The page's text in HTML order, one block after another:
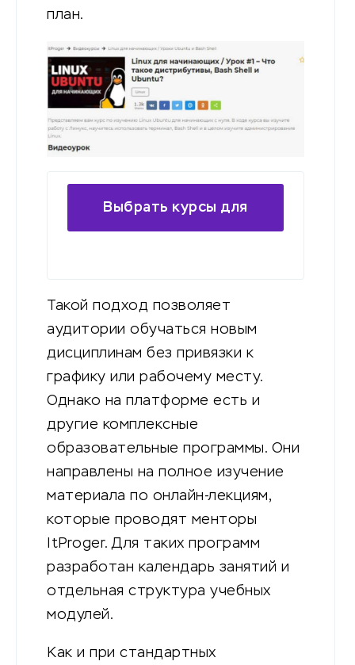
план.
Выбрать курсы для
Такой подход позволяет
аудитории обучаться новым
дисциплинам без привязки к
графику или рабочему месту.
Однако на платформе есть и
другие комплексные
образовательные программы. Они
направлены на полное изучение
материала по онлайн-лекциям,
которые проводят менторы
ItProger. Для таких программ
разработан календарь занятий и
отдельная структура учебных
модулей.
Как и при стандартных